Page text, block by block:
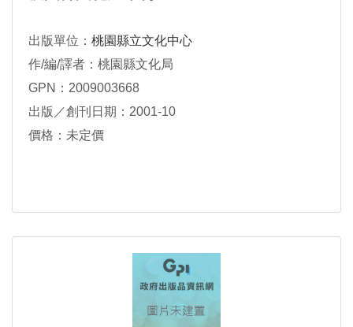
出版單位： 桃園縣立文化中心
作/編/譯者：桃園縣文化局
GPN：2009003668
出版／創刊日期：2001-10
價格：未定價